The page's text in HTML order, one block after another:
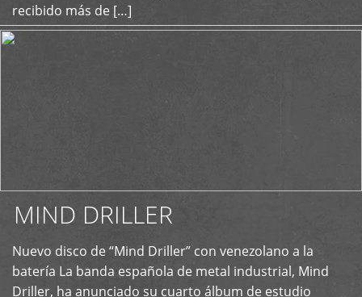
recibido más de […]
MIND DRILLER
Nuevo disco de “Mind Driller” con venezolano a la
batería La banda española de metal industrial, Mind
Driller, ha anunciado su cuarto álbum de estudio